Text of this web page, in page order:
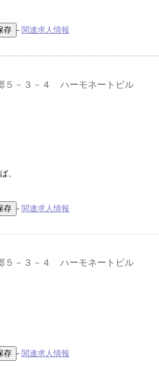
- 関連求人情報
５－３－４ ハーモネートビル
、
- 関連求人情報
５－３－４ ハーモネートビル
- 関連求人情報